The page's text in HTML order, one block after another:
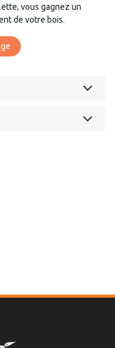
vous gagnez un
de votre bois.